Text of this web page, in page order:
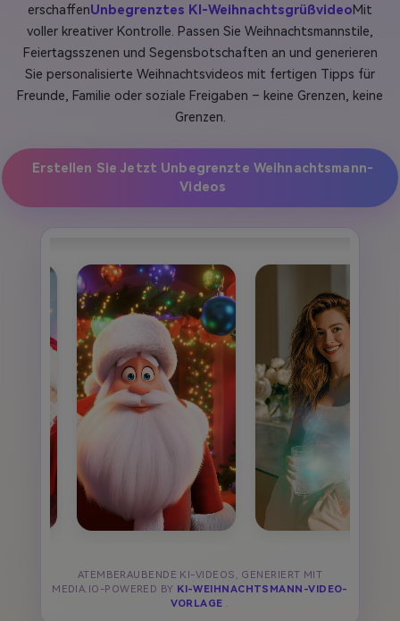
erschaffenUnbegrenztes KI-WeihnachtsgrüßvideoMit
voller kreativer Kontrolle. Passen Sie Weihnachtsmannstile,
Feiertagsszenen und Segensbotschaften an und generieren
Sie personalisierte Weihnachtsvideos mit fertigen Tipps für
Freunde, Familie oder soziale Freigaben – keine Grenzen, keine
Grenzen.
Erstellen Sie Jetzt Unbegrenzte Weihnachtsmann-
Videos
ATEMBERAUBENDE KI-VIDEOS, GENERIERT MIT
MEDIA.IO-POWERED BY KI-WEIHNACHTSMANN-VIDEO-
VORLAGE .